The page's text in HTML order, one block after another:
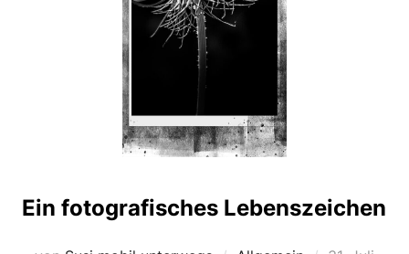
Ein fotografisches Lebenszeichen